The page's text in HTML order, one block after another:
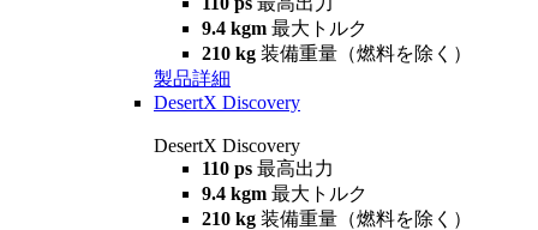
9.4 kgm 最大トルク
210 kg 装備重量（燃料を除く）
製品詳細
DesertX Discovery
DesertX Discovery
110 ps 最高出力
9.4 kgm 最大トルク
210 kg 装備重量（燃料を除く）